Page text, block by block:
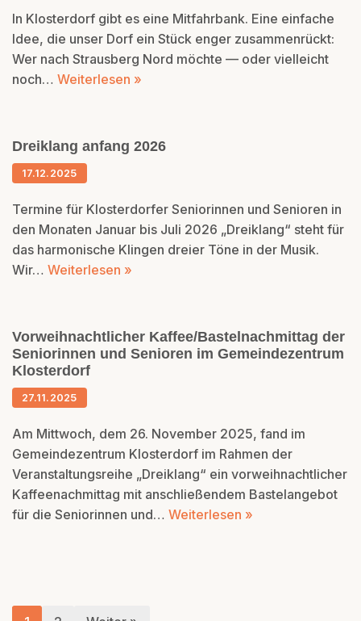
In Klosterdorf gibt es eine Mitfahrbank. Eine einfache
Idee, die unser Dorf ein Stück enger zusammenrückt:
Wer nach Strausberg Nord möchte — oder vielleicht
noch… Weiterlesen »
Dreiklang anfang 2026
17.12.2025
Termine für Klosterdorfer Seniorinnen und Senioren in
den Monaten Januar bis Juli 2026 „Dreiklang“ steht für
das harmonische Klingen dreier Töne in der Musik.
Wir… Weiterlesen »
Vorweihnachtlicher Kaffee/Bastelnachmittag der
Seniorinnen und Senioren im Gemeindezentrum
Klosterdorf
27.11.2025
Am Mittwoch, dem 26. November 2025, fand im
Gemeindezentrum Klosterdorf im Rahmen der
Veranstaltungsreihe „Dreiklang“ ein vorweihnachtlicher
Kaffeenachmittag mit anschließendem Bastelangebot
für die Seniorinnen und… Weiterlesen »